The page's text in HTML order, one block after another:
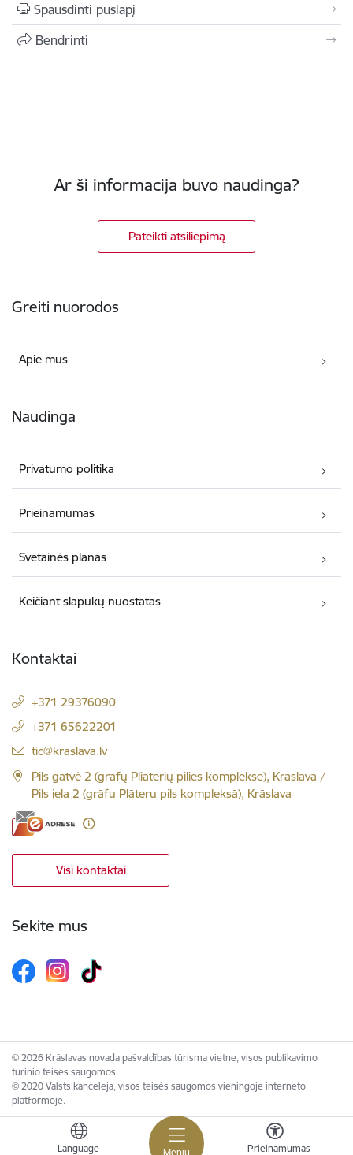
Meniu
Language Prieinamumas
Spausdinti puslapį
Bendrinti
Ar ši informacija buvo naudinga?
Pateikti atsiliepimą
Greiti nuorodos
Apie mus
Naudinga
Privatumo politika
Prieinamumas
Svetainės planas
Keičiant slapukų nuostatas
Kontaktai
+371 29376090
+371 65622201
El. paštas:
tic@kraslava.lv
Pils gatvė 2 (grafų Pliaterių pilies komplekse), Krāslava /
Pils iela 2 (grāfu Plāteru pils kompleksā), Krāslava
Visi kontaktai
Sekite mus
© 2026 Krāslavas novada pašvaldības tūrisma vietne, visos publikavimo
turinio teisės saugomos.
© 2020 Valsts kanceleja, visos teisės saugomos vieningoje interneto
platformoje.